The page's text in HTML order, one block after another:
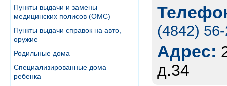
Пункты выдачи и замены
медицинских полисов (ОМС)
Пункты выдачи справок на авто,
оружие
Родильные дома
Специализированные дома
ребенка
(4842)
Адрес:
д.34